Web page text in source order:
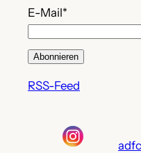
E-Mail*
RSS-Feed